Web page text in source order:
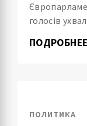
голосів
ПОДРОБНЕЕ
ПОЛИТИКА